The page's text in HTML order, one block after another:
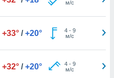
м/с
+33° / +20° 4- 9
м/с
+32° / +20° 4- 9
м/с